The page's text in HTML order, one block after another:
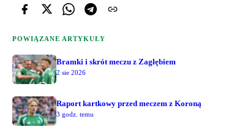
POWIĄZANE ARTYKUŁY
Bramki i skrót meczu z Zagłębiem
2 sie 2026
Raport kartkowy przed meczem z Koroną
3 godz. temu